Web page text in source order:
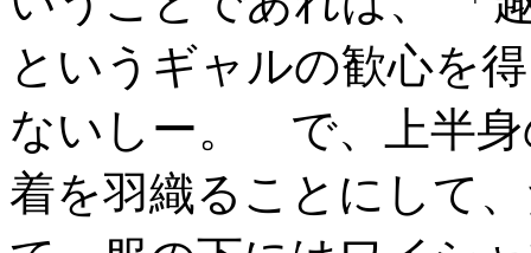
というギャルの歓心を
ないしー。 で、上半身
着を羽織ることにして